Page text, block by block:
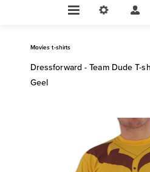
Movies t-shirts
Dressforward - Team Dude T-
Geel